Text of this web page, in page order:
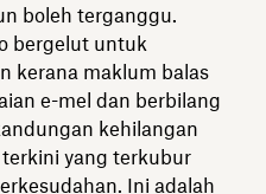
boleh terganggu.
bergelut untuk
kerana maklum balas
e-mel dan berbilang
kehilangan
yang terkubur
Ini adalah